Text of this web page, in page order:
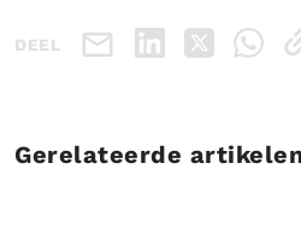
DEEL
Gerelateerde